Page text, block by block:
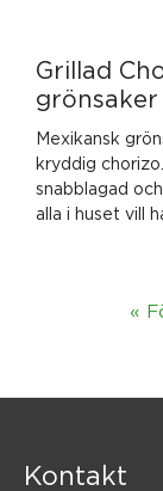
Grillad
grönsaker
Mexikansk
kryddig
snabblagad
alla i huset vill
«
Kontakt